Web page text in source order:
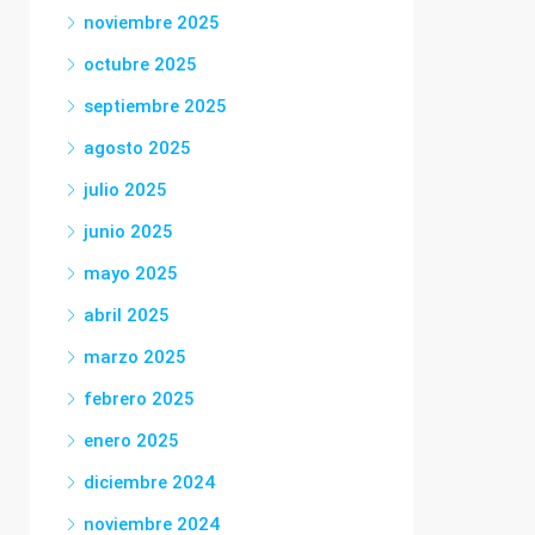
noviembre 2025
octubre 2025
septiembre 2025
agosto 2025
julio 2025
junio 2025
mayo 2025
abril 2025
marzo 2025
febrero 2025
enero 2025
diciembre 2024
noviembre 2024